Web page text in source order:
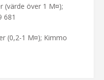
(värde över 1 M¤);
681
(0,2-1 M¤); Kimmo